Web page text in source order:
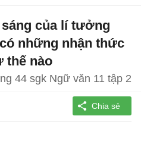
của lí tưởng
những nhận thức
thế nào
44 sgk Ngữ văn 11 tập 2